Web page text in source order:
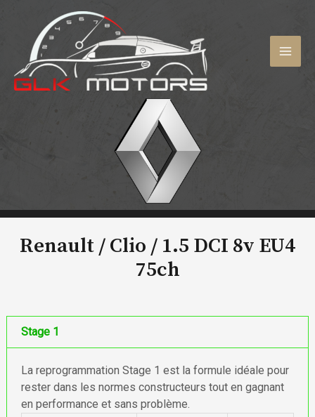
contenu
Renault / Clio / 1.5 DCI 8v EU4
75ch
Stage 1
La reprogrammation Stage 1 est la formule idéale pour
rester dans les normes constructeurs tout en gagnant
en performance et sans problème.